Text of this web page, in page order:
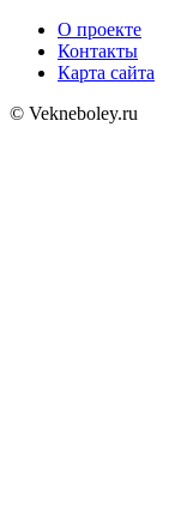
О проекте
Контакты
Карта сайта
© Vekneboley.ru